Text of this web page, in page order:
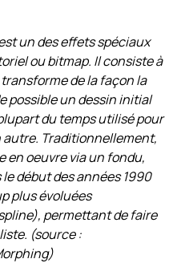
un des effets spéciaux
ou bitmap. Il consiste à
de la façon la
possible un dessin initial
du temps utilisé pour
Traditionnellement,
en oeuvre via un fondu,
début des années 1990
plus évoluées
permettant de faire
(source :